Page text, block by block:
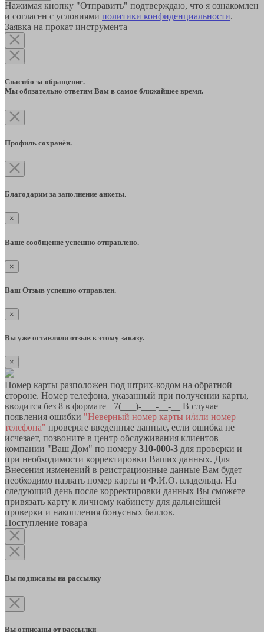
Нажимая кнопку "Отправить" подтверждаю, что я ознакомлен
и согласен с условиями политики конфиденциальности.
Заявка на прокат инструмента
Спасибо за обращение.
Мы обязательно ответим Вам в самое ближайшее время.
Профиль сохранён.
Благодарим за заполнение анкеты.
×
Ваше сообщение успешно отправлено.
×
Ваш Отзыв успешно отправлен.
×
Вы уже оставляли отзыв к этому заказу.
×
Номер карты разположен под штрих-кодом на обратной
стороне. Номер телефона, указанный при получении карты,
вводится без 8 в формате +7(___)-___-__-__ В случае
появления ошибки "Неверный номер карты и/или номер
телефона" проверьте введенные данные, если ошибка не
исчезает, позвоните в центр обслуживания клиентов
компании "Ваш Дом" по номеру 310-000-3 для проверки и
при необходимости корректировки Ваших данных. Для
Внесения изменений в реистрационные данные Вам будет
необходимо назвать номер карты и Ф.И.О. владельца. На
следующий день после корректировки данных Вы сможете
привязать карту к личному кабинету для дальнейшей
проверки и накопления бонусных баллов.
Поступление товара
Вы подписаны на рассылку
Вы отписаны от рассылки